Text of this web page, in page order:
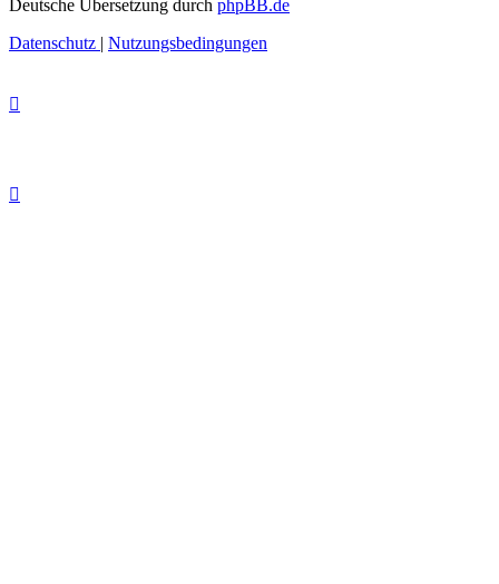
Deutsche Übersetzung durch phpBB.de
Datenschutz | Nutzungsbedingungen